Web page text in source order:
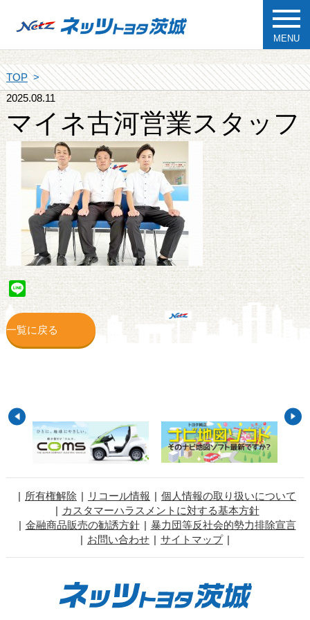
MENU
TOP
2025.08.11
マイネ古河営業スタッフ
Line
一覧に戻る
所有権解除 リコール情報
個人情報の取り扱いについて
カスタマーハラスメントに対する基本方針
金融商品販売の勧誘方針
暴力団等反社会的勢力排除宣言
お問い合わせ
サイトマップ